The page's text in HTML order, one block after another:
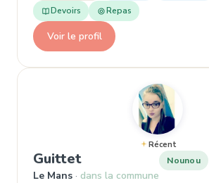
Devoirs
Repas
Voir le profil
Récent
Guittet, Nounou à Le Mans
Le Mans dans la commune
Nounou